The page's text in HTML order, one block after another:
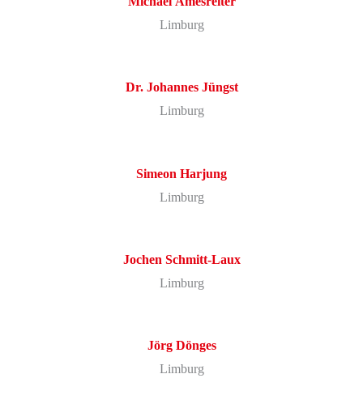
Limburg
Dr. JohannesJüngst
Limburg
Simeon Harjung
Limburg
Jochen Schmitt-Laux
Limburg
Jörg Dönges
Limburg